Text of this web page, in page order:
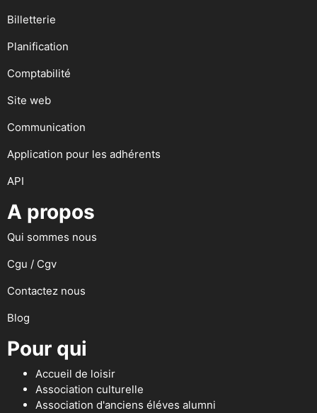
Billetterie
Planification
Comptabilité
Site web
Communication
Application pour les adhérents
API
A propos
Qui sommes nous
Cgu / Cgv
Contactez nous
Blog
Pour qui
Accueil de loisir
Association culturelle
Association d'anciens éléves alumni